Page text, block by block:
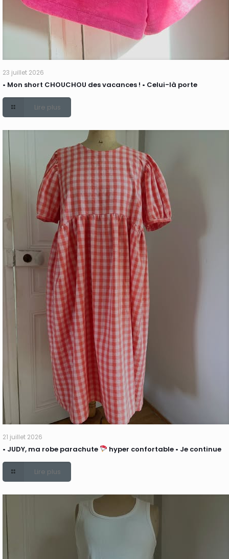
23 juillet 2026
• Mon short CHOUCHOU des vacances ! • Celui-là porte
Lire plus
21 juillet 2026
• JUDY, ma robe parachute hyper confortable • Je continue
Lire plus